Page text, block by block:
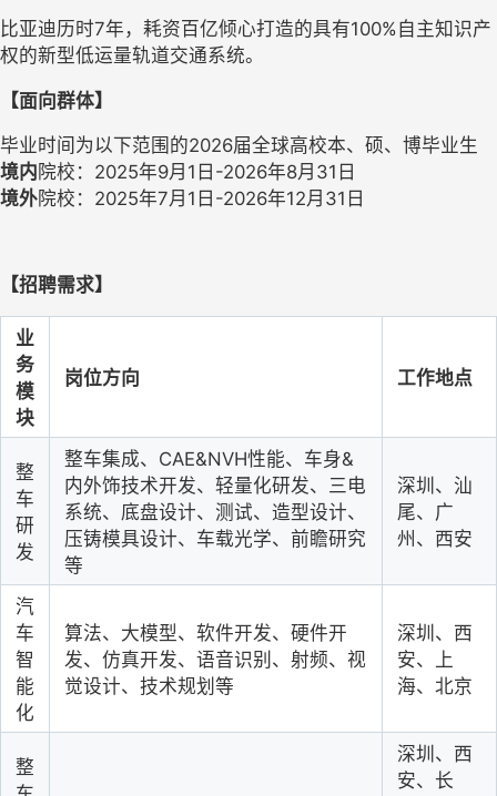
比亚迪历时7年，耗资百亿倾心打造的具有100%自主知识产
权的新型低运量轨道交通系统。
【面向群体】
毕业时间为以下范围的2026届全球高校本、硕、博毕业生
境内 院校： 2025年9月1日-2026年8月31日
境外院校： 2025年7月1日-2026年12月31日
【招聘需求】
业
务
模
块
岗位方向 工作地点
整
车
研
发
整车集成、 CAE&NVH性能、车身&
内外饰技术开发、轻量化研发、三电
系统、底盘设计、测试、造型设计、
压铸模具设计、车载光学、前瞻研究
等
深圳、汕
尾、广
州、西安
汽
车
智
能
化
算法、大模型、软件开发、硬件开
发、仿真开发、语音识别、射频、视
觉设计、技术规划等
深圳、西
安、上
海、北京
整
深圳、西
安、长